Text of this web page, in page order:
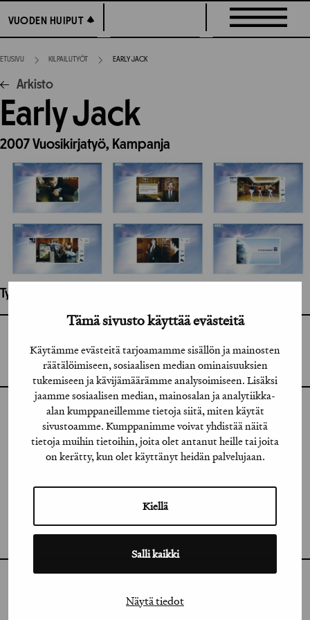
Tämä sivusto käyttää evästeitä
Käytämme evästeitä tarjoamamme sisällön ja mainosten
räätälöimiseen, sosiaalisen median ominaisuuksien
tukemiseen ja kävijämäärämme analysoimiseen. Lisäksi
jaamme sosiaalisen median, mainosalan ja analytiikka-
alan kumppaneillemme tietoja siitä, miten käytät
sivustoamme. Kumppanimme voivat yhdistää näitä
tietoja muihin tietoihin, joita olet antanut heille tai joita
on kerätty, kun olet käyttänyt heidän palvelujaan.
Kiellä
Salli kaikki
Näytä tiedot
suoraan
sisältöön
VUODEN HUIPUT
VUODEN HUIPUT
ETUSIVU KILPAILUTYÖT EARLY JACK
Arkisto
Early Jack
2007Vuosikirjatyö, Kampanja
Työhön osallistuneet henkilöt / tahot:
GRAFIA(AT)GRAFIA.FI
UUDENMAANKATU 11 B 9,
00120 HELSINKI
INSTAGRAM
LINKEDIN
VIMEO
FLICKR